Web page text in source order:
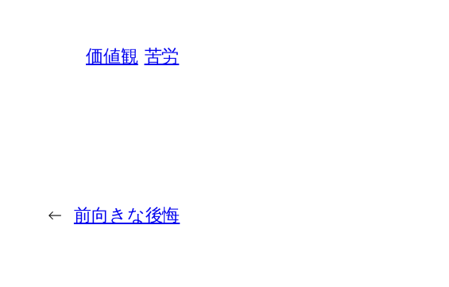
価値観 苦労
← 前向きな後悔